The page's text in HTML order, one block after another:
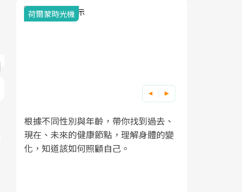
荷爾蒙時光機
根據不同性別與年齡，帶你找到過去、
現在、未來的健康節點，理解身體的變
化，知道該如何照顧自己。